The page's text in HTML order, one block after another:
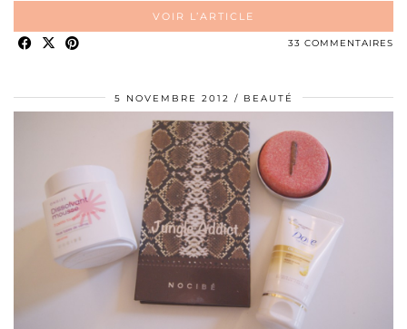
VOIR L’ARTICLE
33 COMMENTAIRES
5 NOVEMBRE 2012 BEAUTÉ